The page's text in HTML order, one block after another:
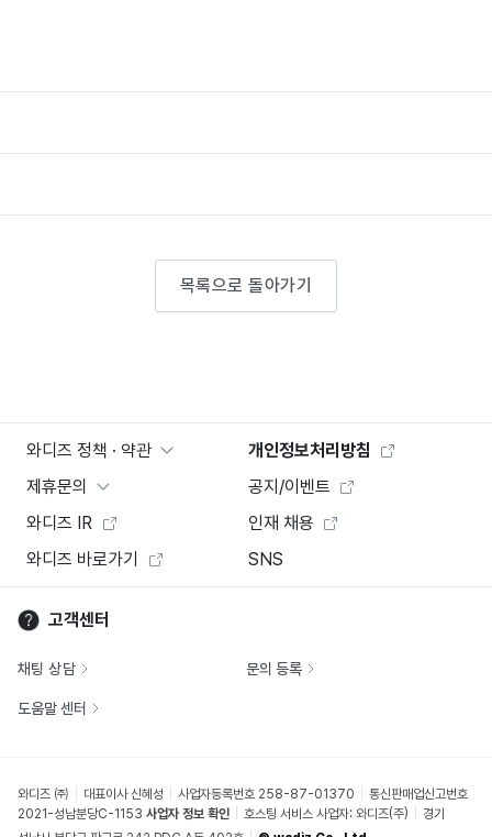
목록으로 돌아가기
와디즈 정책 · 약관
개인정보처리방침
제휴문의
공지/이벤트
와디즈 IR
인재 채용
와디즈 바로가기
SNS
고객센터
채팅 상담 문의 등록
도움말 센터
와디즈 ㈜ 대표이사 신혜성 사업자등록번호 258-87-01370
통신판매업신고번호
2021-성남분당C-1153 사업자 정보 확인 호스팅 서비스 사업자: 와디즈(주)
경기